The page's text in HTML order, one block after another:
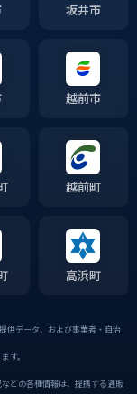
坂井市
越前市
越前町
高浜町
供データ、および事業者・自治
す。
どの各種情報は、提携する通販